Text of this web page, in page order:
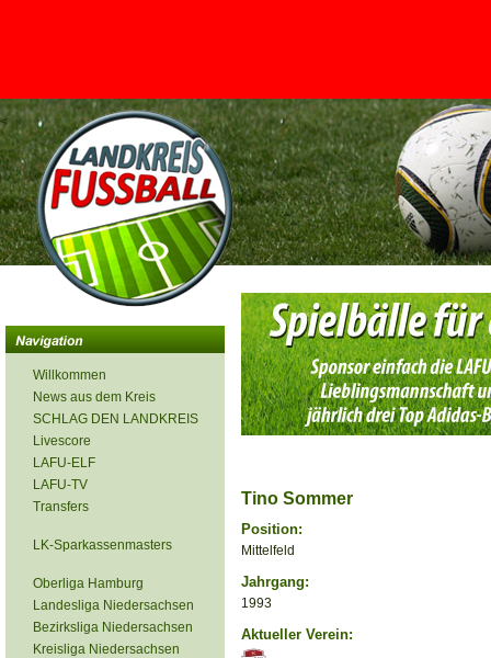
<
Willkommen
News aus dem Kreis
SCHLAG DEN LANDKREIS
Livescore
LAFU-ELF
LAFU-TV
Transfers
LK-Sparkassenmasters
Oberliga Hamburg
Landesliga Niedersachsen
Bezirksliga Niedersachsen
Kreisliga Niedersachsen
Tino Sommer
Position:
Mittelfeld
Jahrgang:
1993
Aktueller Verein: